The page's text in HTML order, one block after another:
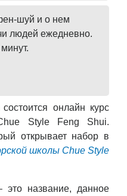
шуй и о нем
людей ежедневно.
онлайн курс
Style Feng Shui.
открывает набор в
школы Chue Style
это название, данное